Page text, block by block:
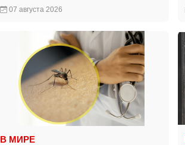
07 августа 2026
В МИРЕ